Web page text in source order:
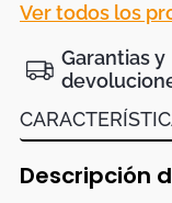
Ver todos los
Garantias y
Descripción